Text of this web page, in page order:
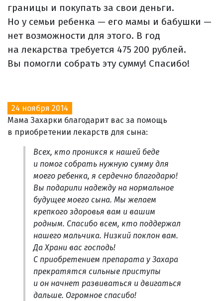
границы и покупать за свои деньги.
Но у семьи ребенка — его мамы и бабушки —
нет возможности для этого. В год
на лекарства требуется 475 200 рублей.
Вы помогли собрать эту сумму! Спасибо!
24 ноября 2014
Мама Захарки благодарит вас за помощь
в приобретении лекарств для сына:
Всех, кто проникся к нашей беде
и помог собрать нужную сумму для
моего ребенка, я сердечно благодарю!
Вы подарили надежду на нормальное
будущее моего сына. Мы желаем
крепкого здоровья вам и вашим
родным. Спасибо всем, кто поддержал
нашего мальчика. Низкий поклон вам.
Да Храни вас господь!
С приобретением препарата у Захара
прекратятся сильные приступы
и он начнет развиваться и двигаться
дальше. Огромное спасибо!